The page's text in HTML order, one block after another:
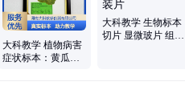
大科教学 植物病害
症状标本：黄瓜白
大科教学 生物标本
切片 显微玻片 组织